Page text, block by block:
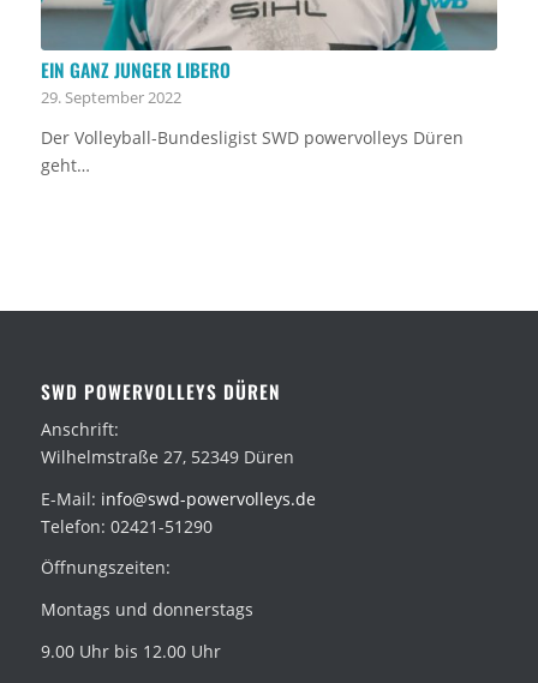
EIN GANZ JUNGER LIBERO
29. September 2022
Der Volleyball-Bundesligist SWD powervolleys Düren
geht…
SWD POWERVOLLEYS DÜREN
Anschrift:
Wilhelmstraße 27, 52349 Düren
E-Mail: info@swd-powervolleys.de
Telefon: 02421-51290
Öffnungszeiten:
Montags und donnerstags
9.00 Uhr bis 12.00 Uhr